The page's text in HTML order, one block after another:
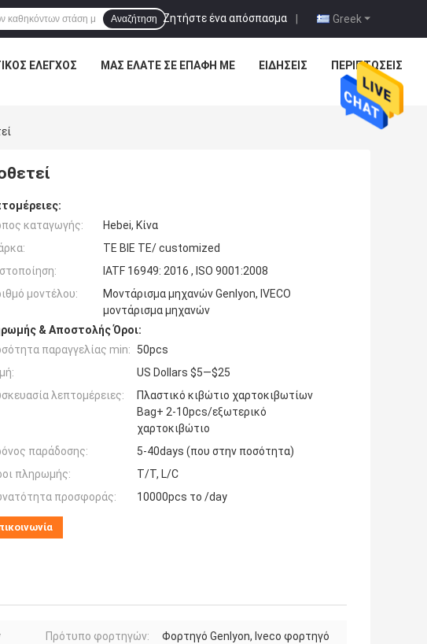
Greek
Ζητήστε ένα απόσπασμα |
Αναζήτηση
ΈΛΕΓΧΟΣ ΜΑΣ ΕΛΆΤΕ ΣΕ ΕΠΑΦΉ ΜΕ ΕΙΔΉΣΕΙΣ ΠΕΡΙΠΤΏΣΕΙΣ
καταγωγής:
Hebei, Κίνα
TE BIE TE/ customized
IATF 16949: 2016 , ISO 9001:2008
μοντέλου:
Μοντάρισμα μηχανών Genlyon, IVECO
μοντάρισμα μηχανών
& Αποστολής Όροι:
παραγγελίας min:
50pcs
US Dollars $5—$25
λεπτομέρειες:
Πλαστικό κιβώτιο χαρτοκιβωτίων
Bag+ 2-10pcs/εξωτερικό
χαρτοκιβώτιο
παράδοσης:
5-40days (που στην ποσότητα)
πληρωμής:
T/T, L/C
προσφοράς:
10000pcs το /day
Πρότυπο φορτηγών: Φορτηγό Genlyon, Iveco φορτηγό